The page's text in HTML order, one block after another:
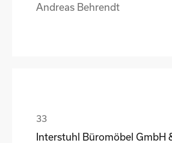
Andreas Behrendt
Interstuhl Büromöbel GmbH